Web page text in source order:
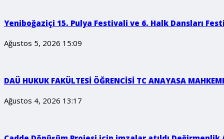
Yeniboğaziçi 15. Pulya Festivali ve 6. Halk Dansları
Ağustos 5, 2026 15:09
DAÜ HUKUK FAKÜLTESİ ÖĞRENCİSİ TC ANAYASA
Ağustos 4, 2026 13:17